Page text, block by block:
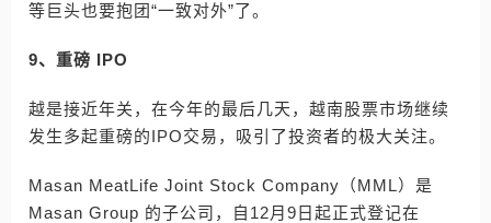
等巨头也要抱团“一致对外”了。
9、重磅 IPO
越是接近年关，在今年的最后几天，越南股票市场继续
发生多起重磅的IPO交易，吸引了投资者的极大关注。
Masan MeatLife Joint Stock Company（MML）是
Masan Group 的子公司，自12月9日起正式登记在